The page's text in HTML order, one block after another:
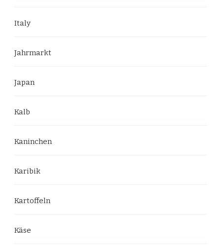
Italy
Jahrmarkt
Japan
Kalb
Kaninchen
Karibik
Kartoffeln
Käse